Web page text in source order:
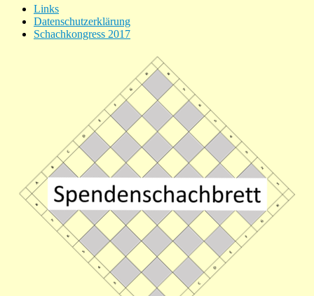
Links
Datenschutzerklärung
Schachkongress 2017